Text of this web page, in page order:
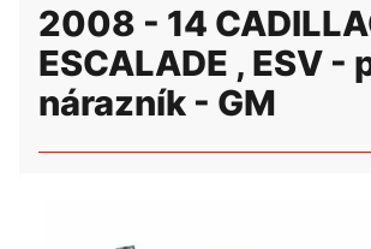
2008 - 14
ESCALADE , ESV -
nárazník - GM